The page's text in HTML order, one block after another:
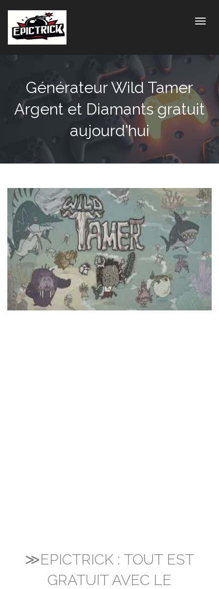
Générateur Wild Tamer
Argent et Diamants gratuit
aujourd'hui
≫EPICTRICK : TOUT EST
GRATUIT AVEC LE